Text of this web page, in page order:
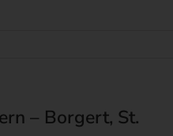
– Borgert, St.